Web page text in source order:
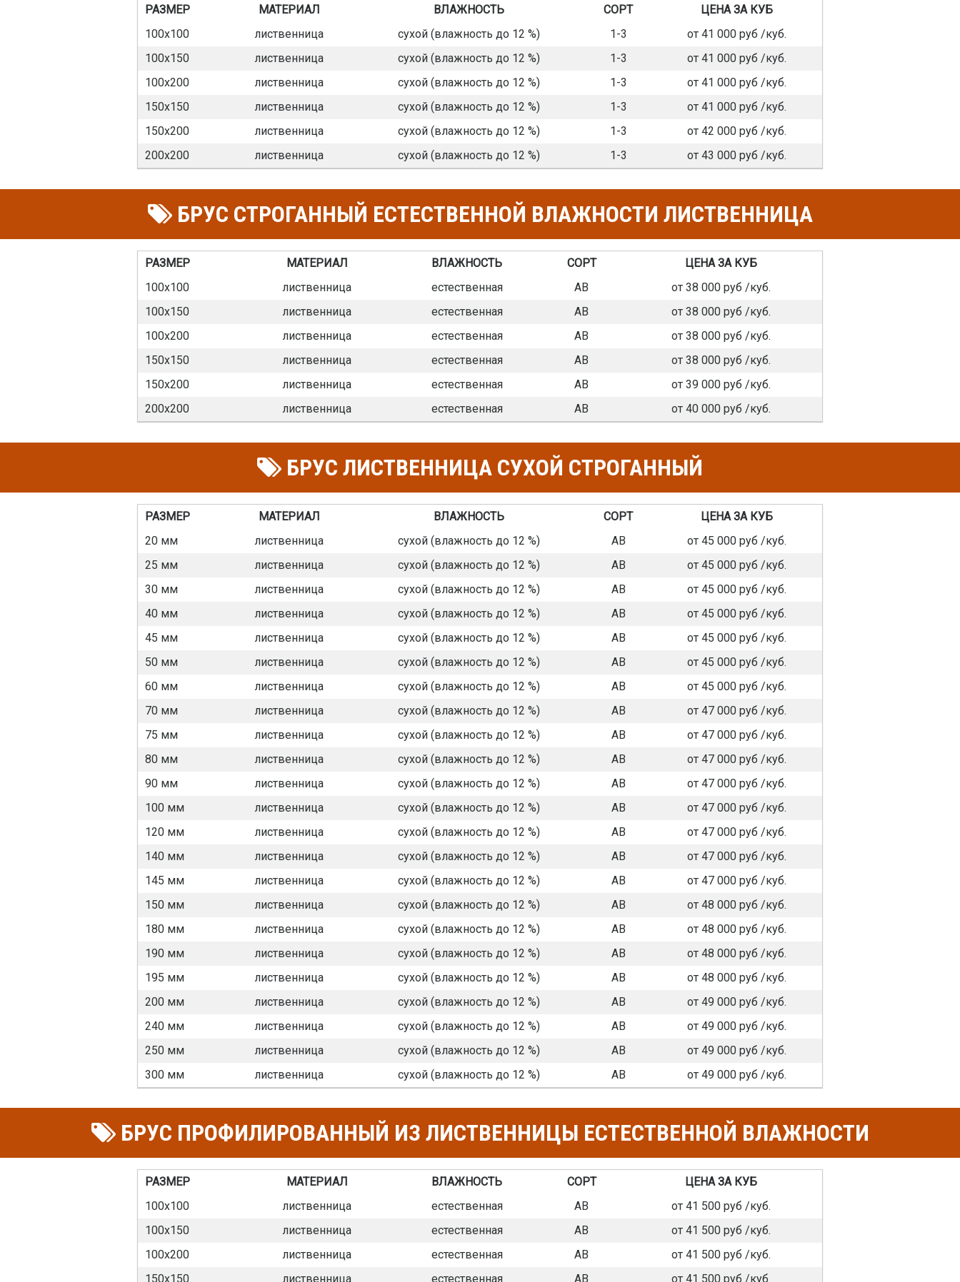
РАЗМЕР МАТЕРИАЛ ВЛАЖНОСТЬ СОРТ
ЦЕНА ЗА КУБ
100х100
лиственница сухой (влажность до 12 %) 1-3
от 41 000 руб /куб.
100х150
лиственница сухой (влажность до 12 %) 1-3
от 41 000 руб /куб.
100х200
лиственница сухой (влажность до 12 %) 1-3
от 41 000 руб /куб.
150х150
лиственница сухой (влажность до 12 %) 1-3
от 41 000 руб /куб.
150х200
лиственница сухой (влажность до 12 %) 1-3
от 42 000 руб /куб.
200х200
лиственница сухой (влажность до 12 %) 1-3 от 43 000 руб /куб.
БРУС СТРОГАННЫЙ ЕСТЕСТВЕННОЙ ВЛАЖНОСТИ ЛИСТВЕННИЦА
РАЗМЕР МАТЕРИАЛ ВЛАЖНОСТЬ СОРТ
ЦЕНА ЗА КУБ
100х100
лиственница естественная АВ
от 38 000 руб /куб.
100х150
лиственница естественная АВ
от 38 000 руб /куб.
100х200
лиственница естественная АВ
от 38 000 руб /куб.
150х150
лиственница естественная АВ
от 38 000 руб /куб.
150х200
лиственница естественная АВ
от 39 000 руб /куб.
200х200
лиственница естественная АВ от 40 000 руб /куб.
БРУС ЛИСТВЕННИЦА СУХОЙ СТРОГАННЫЙ
РАЗМЕР МАТЕРИАЛ ВЛАЖНОСТЬ СОРТ
ЦЕНА ЗА КУБ
20 мм
лиственница сухой (влажность до 12 %) АВ
от 45 000 руб /куб.
25 мм
лиственница сухой (влажность до 12 %) АВ
от 45 000 руб /куб.
30 мм
лиственница сухой (влажность до 12 %) АВ
от 45 000 руб /куб.
40 мм
лиственница сухой (влажность до 12 %) АВ
от 45 000 руб /куб.
45 мм
лиственница сухой (влажность до 12 %) АВ
от 45 000 руб /куб.
50 мм
лиственница сухой (влажность до 12 %) АВ
от 45 000 руб /куб.
60 мм
лиственница сухой (влажность до 12 %) АВ
от 45 000 руб /куб.
70 мм
лиственница сухой (влажность до 12 %) АВ
от 47 000 руб /куб.
75 мм
лиственница сухой (влажность до 12 %) АВ
от 47 000 руб /куб.
80 мм
лиственница сухой (влажность до 12 %) АВ
от 47 000 руб /куб.
90 мм
лиственница сухой (влажность до 12 %) АВ
от 47 000 руб /куб.
100 мм
лиственница сухой (влажность до 12 %) АВ
от 47 000 руб /куб.
120 мм
лиственница сухой (влажность до 12 %) АВ
от 47 000 руб /куб.
140 мм
лиственница сухой (влажность до 12 %) АВ
от 47 000 руб /куб.
145 мм
лиственница сухой (влажность до 12 %) АВ
от 47 000 руб /куб.
150 мм
лиственница сухой (влажность до 12 %) АВ
от 48 000 руб /куб.
180 мм
лиственница сухой (влажность до 12 %) АВ
от 48 000 руб /куб.
190 мм
лиственница сухой (влажность до 12 %) АВ
от 48 000 руб /куб.
195 мм
лиственница сухой (влажность до 12 %) АВ
от 48 000 руб /куб.
200 мм
лиственница сухой (влажность до 12 %) АВ
от 49 000 руб /куб.
240 мм
лиственница сухой (влажность до 12 %) АВ
от 49 000 руб /куб.
250 мм
лиственница сухой (влажность до 12 %) АВ
от 49 000 руб /куб.
300 мм
лиственница сухой (влажность до 12 %) АВ от 49 000 руб /куб.
БРУС ПРОФИЛИРОВАННЫЙ ИЗ ЛИСТВЕННИЦЫ ЕСТЕСТВЕННОЙ ВЛАЖНОСТИ
РАЗМЕР МАТЕРИАЛ ВЛАЖНОСТЬ СОРТ
ЦЕНА ЗА КУБ
100х100
лиственница естественная АВ
от 41 500 руб /куб.
100х150
лиственница естественная АВ
от 41 500 руб /куб.
100х200
лиственница естественная АВ
от 41 500 руб /куб.
150х150
лиственница естественная АВ от 41 500 руб /куб.